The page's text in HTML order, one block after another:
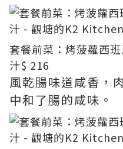
套餐前菜：烤菠蘿西
汁$ 216
風乾腸味道咸香，
中和了腸的咸味。